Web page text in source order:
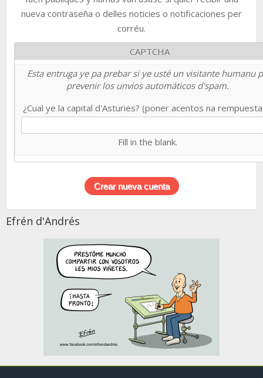
nueva contraseña o delles noticies o notificaciones per
corréu.
CAPTCHA
Esta entruga ye pa prebar si ye usté un visitante humanu
prevenir los unvios automáticos d'spam.
¿Cual ye la capital d'Asturies? (poner acentos na
Fill in the blank.
Efrén d'Andrés